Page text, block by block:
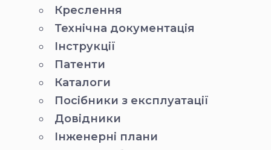
Креслення
Технічна документація
Інструкції
Патенти
Каталоги
Посібники з експлуатації
Довідники
Інженерні плани